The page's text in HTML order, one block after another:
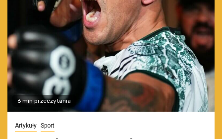
6 min przeczytania
Artykuły Sport